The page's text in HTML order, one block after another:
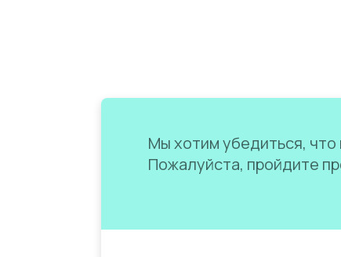
Мы хотим убедиться,
Пожалуйста, пройдите